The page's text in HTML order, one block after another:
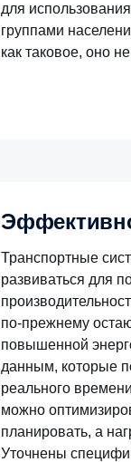
для
группами
как таковое, оно
Транспортные
развиваться для
по-прежнему
повышенной
данным, которые
реального
можно
планировать, а
Уточнены